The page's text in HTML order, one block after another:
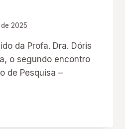
de 2025
da Profa. Dra. Dóris
o segundo encontro
de Pesquisa –